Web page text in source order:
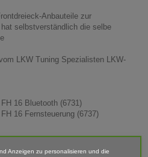
Anbauteile zur
selbstverständlich die selbe
LKW Tuning Spezialisten LKW-
16 Bluetooth (6731)
16 Fernsteuerung (6737)
Anzeigen zu personalisieren und die